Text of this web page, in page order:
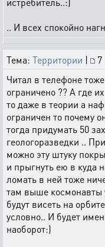
.. И всех спокойно
Тема: Территории | 7
Читал в телефоне
ограничено ?? А где
то даже в теории а
ограничен то почему
тогда придумать 50
геологоразведки ..
можно эту штуку
и прыгнуть ею в куда
ломать в ней тоже
там выше космонавты
будут висеть на
условно.. И будет
наоборот:)